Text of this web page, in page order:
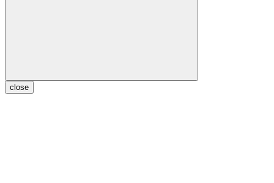
close